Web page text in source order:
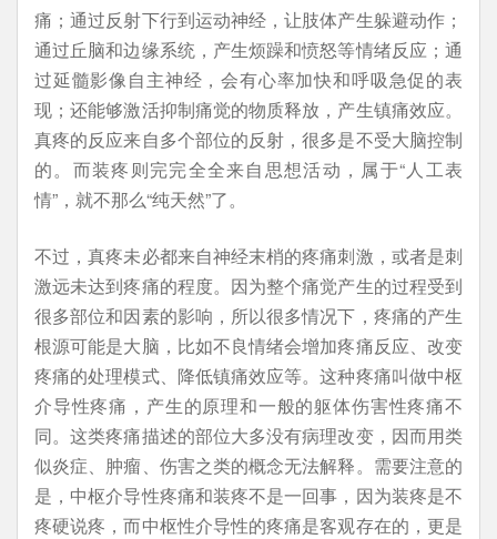
痛；通过反射下行到运动神经，让肢体产生躲避动作；
通过丘脑和边缘系统，产生烦躁和愤怒等情绪反应；通
过延髓影像自主神经，会有心率加快和呼吸急促的表
现；还能够激活抑制痛觉的物质释放，产生镇痛效应。
真疼的反应来自多个部位的反射，很多是不受大脑控制
的。而装疼则完完全全来自思想活动，属于“人工表
情”，就不那么“纯天然”了。
不过，真疼未必都来自神经末梢的疼痛刺激，或者是刺
激远未达到疼痛的程度。因为整个痛觉产生的过程受到
很多部位和因素的影响，所以很多情况下，疼痛的产生
根源可能是大脑，比如不良情绪会增加疼痛反应、改变
疼痛的处理模式、降低镇痛效应等。这种疼痛叫做中枢
介导性疼痛，产生的原理和一般的躯体伤害性疼痛不
同。这类疼痛描述的部位大多没有病理改变，因而用类
似炎症、肿瘤、伤害之类的概念无法解释。需要注意的
是，中枢介导性疼痛和装疼不是一回事，因为装疼是不
疼硬说疼，而中枢性介导性的疼痛是客观存在的，更是